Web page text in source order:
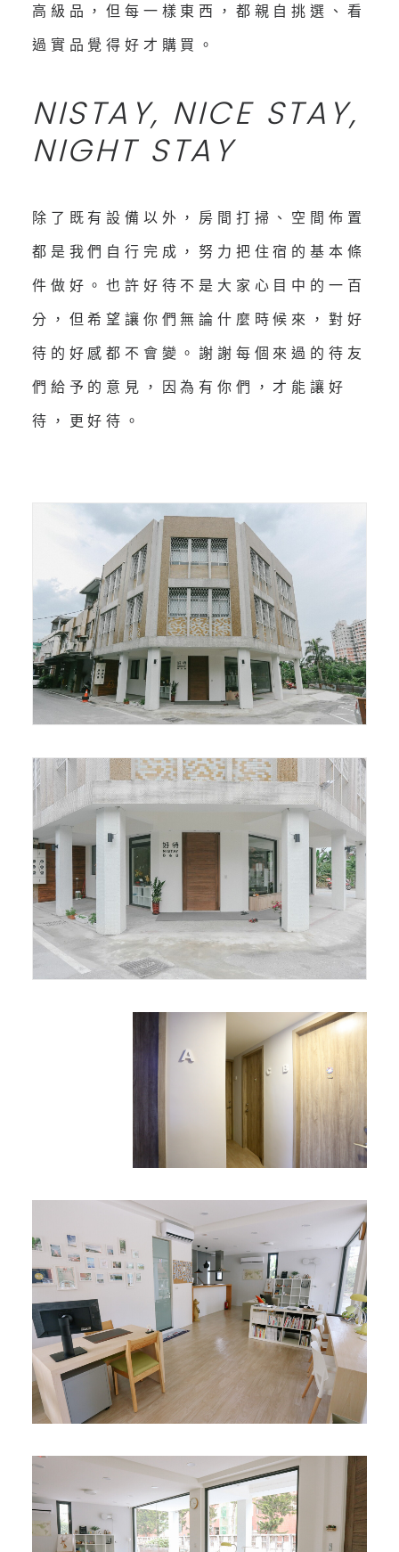
高級品，但每一樣東西，都親自挑選、看
過實品覺得好才購買。
NISTAY, NICE STAY,
NIGHT STAY
除了既有設備以外，房間打掃、空間佈置
都是我們自行完成，努力把住宿的基本條
件做好。也許好待不是大家心目中的一百
分，但希望讓你們無論什麼時候來，對好
待的好感都不會變。謝謝每個來過的待友
們給予的意見，因為有你們，才能讓好
待，更好待。